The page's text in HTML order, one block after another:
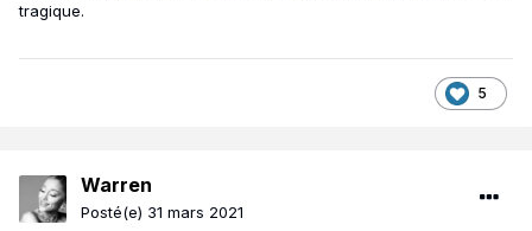
tragique.
5
Warren
Posté(e) 31 mars 2021